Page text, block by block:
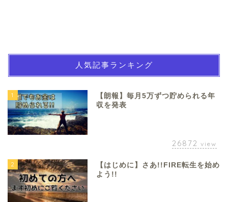
人気記事ランキング
1
【朗報】毎月5万ずつ貯められる年
収を発表
26872 view
2
【はじめに】さあ!!FIRE転生を始め
よう!!